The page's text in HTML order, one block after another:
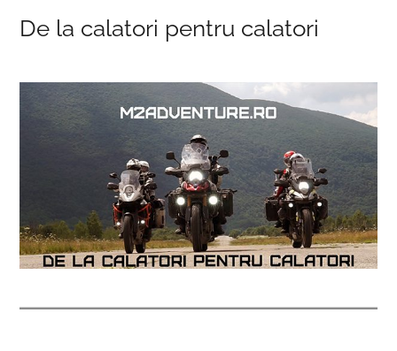
De la calatori pentru calatori